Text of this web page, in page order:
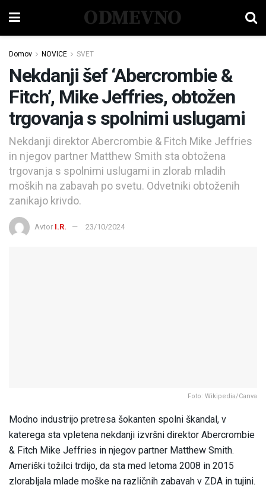
ODMEVNO
Domov NOVICE SVET
Nekdanji šef ‘Abercrombie &
Fitch’, Mike Jeffries, obtožen
trgovanja s spolnimi uslugami
Nekdanji direktor Abercrombie & Fitch Mike Jeffries
in njegov partner Matthew Smith sta obtožena
trgovanja s spolnimi uslugami in zlorab mladih
moških na zabavah po svetu. Odvetniki obtoženih
zanikajo krivdo.
Avtor I.R. 23/10/2024
Foto: Wikipedia/Canva
Modno industrijo pretresa šokanten spolni škandal, v
katerega sta vpletena nekdanji izvršni direktor Abercrombie
& Fitch Mike Jeffries in njegov partner Matthew Smith.
Ameriški tožilci trdijo, da sta med letoma 2008 in 2015
zlorabljala mlade moške na različnih zabavah v ZDA in tujini.